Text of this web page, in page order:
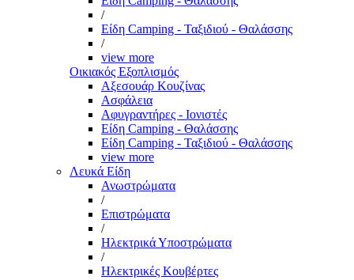
/
Είδη Camping - Ταξιδιού - Θαλάσσης
/
view more
Οικιακός Εξοπλισμός
Αξεσουάρ Κουζίνας
Ασφάλεια
Αφυγραντήρες - Ιονιστές
Είδη Camping - Θαλάσσης
Είδη Camping - Ταξιδιού - Θαλάσσης
view more
Λευκά Είδη
Ανωστρώματα
/
Επιστρώματα
/
Ηλεκτρικά Υποστρώματα
/
Ηλεκτρικές Κουβέρτες